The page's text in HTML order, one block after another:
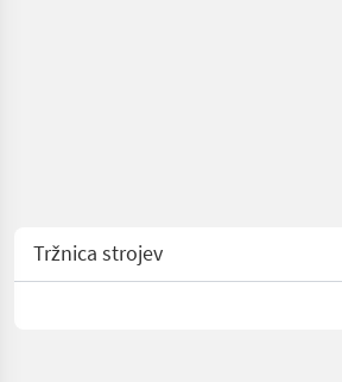
Tržnica strojev